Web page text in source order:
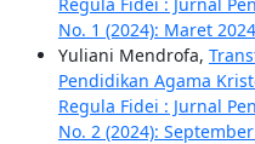
No. 1 (2024): Maret 2024
Yuliani Mendrofa,
Pendidikan Agama
Regula Fidei : Jurnal
No. 2 (2024):